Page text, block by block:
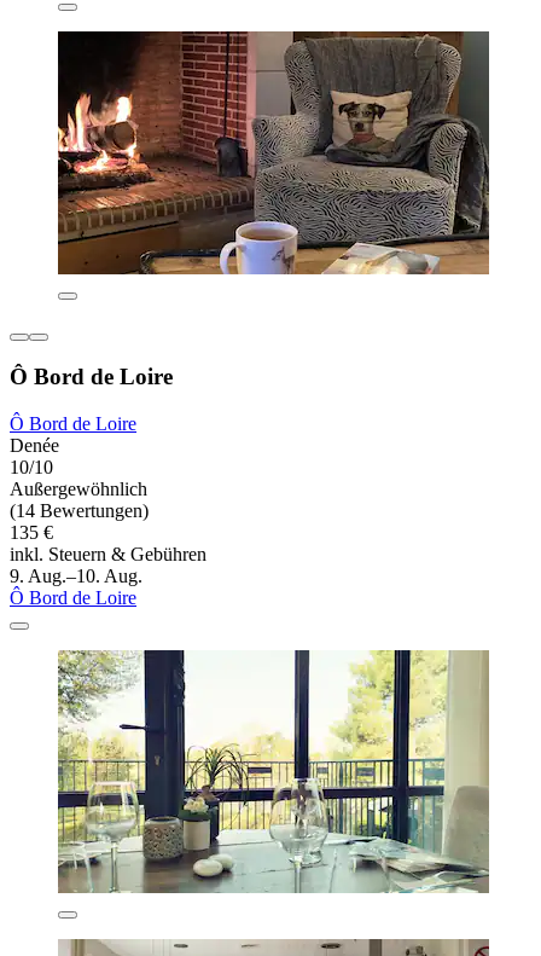
Ô Bord de Loire
Ô Bord de Loire
Denée
10/10
Außergewöhnlich
(14 Bewertungen)
135 €
inkl. Steuern & Gebühren
9. Aug.–10. Aug.
Ô Bord de Loire